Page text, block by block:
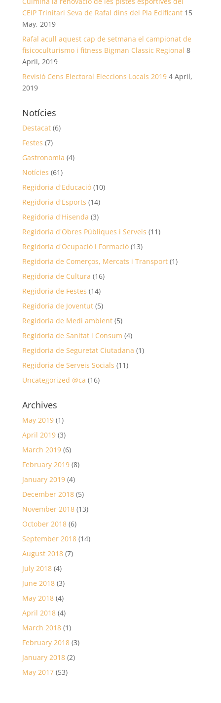
CEIP Trinitari Seva de Rafal dins del Pla Edificant 15
May, 2019
Rafal acull aquest cap de setmana el campionat de
fisicoculturismo i fitness Bigman Classic Regional 8
April, 2019
Revisió Cens Electoral Eleccions Locals 2019 4 April,
2019
Notícies
Destacat(6)
Festes (7)
Gastronomia (4)
Notícies (61)
Regidoria d'Educació(10)
Regidoria d'Esports (14)
Regidoria d'Hisenda (3)
Regidoria d'Obres Públiques i Serveis (11)
Regidoria d'Ocupació i Formació(13)
Regidoria de Comerços, Mercats i Transport(1)
Regidoria de Cultura (16)
Regidoria de Festes (14)
Regidoria de Joventut(5)
Regidoria de Medi ambient(5)
Regidoria de Sanitat i Consum (4)
Regidoria de Seguretat Ciutadana (1)
Regidoria de Serveis Socials (11)
Uncategorized @ca (16)
Archives
May 2019(1)
April 2019(3)
March 2019(6)
February 2019(8)
January 2019(4)
December 2018(5)
November 2018(13)
October 2018(6)
September 2018(14)
August 2018(7)
July 2018(4)
June 2018(3)
May 2018(4)
April 2018(4)
March 2018(1)
February 2018(3)
January 2018(2)
May 2017(53)